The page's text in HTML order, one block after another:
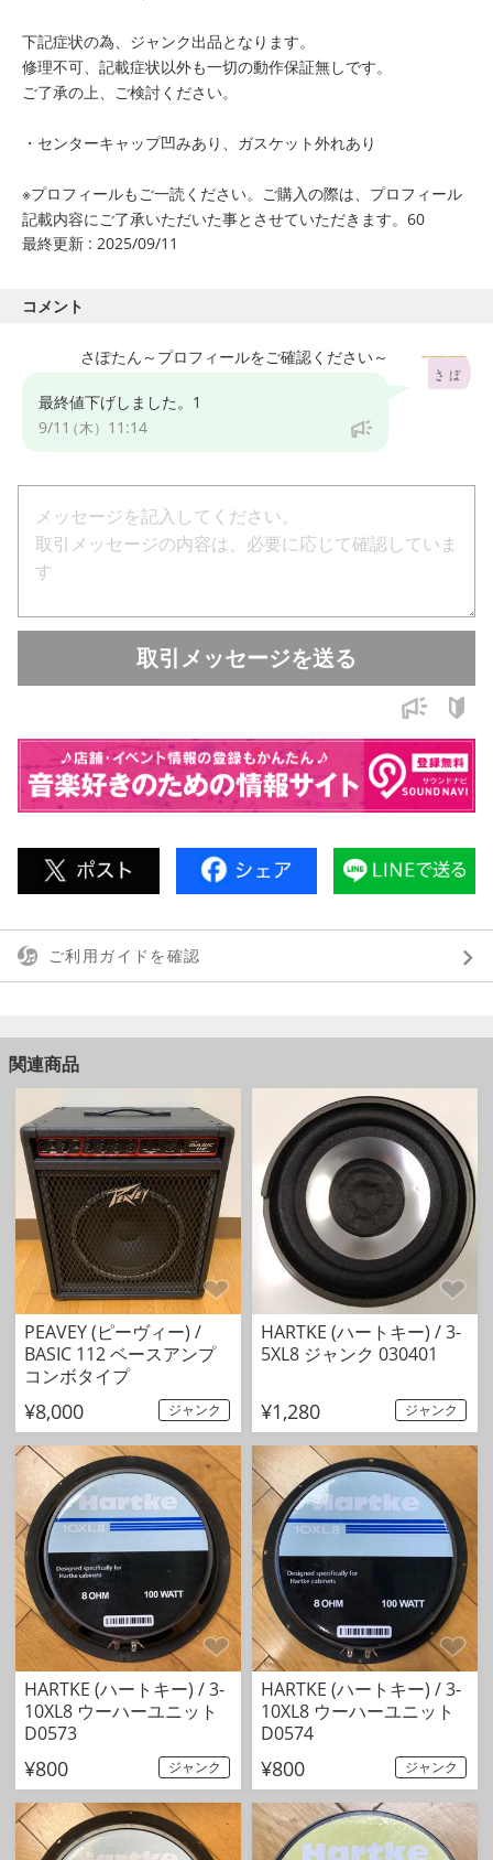
下記症状の為、ジャンク出品となります。
修理不可、記載症状以外も一切の動作保証無しです。
ご了承の上、ご検討ください。
・センターキャップ凹みあり、ガスケット外れあり
※プロフィールもご一読ください。ご購入の際は、プロフィール
記載内容にご了承いただいた事とさせていただきます。60
最終更新 : 2025/09/11
コメント
さぽたん～プロフィールをご確認ください～
最終値下げしました。1
9/11（木） 11:14
取引メッセージを送る
ご利用ガイドを確認
関連商品
PEAVEY (ピーヴィー) /
BASIC 112 ベースアンプ
コンボタイプ
¥8,000 ジャンク
HARTKE (ハートキー) / 3-
5XL8 ジャンク 030401
¥1,280 ジャンク
HARTKE (ハートキー) / 3-
10XL8 ウーハーユニット
D0573
¥800 ジャンク
HARTKE (ハートキー) / 3-
10XL8 ウーハーユニット
D0574
¥800 ジャンク